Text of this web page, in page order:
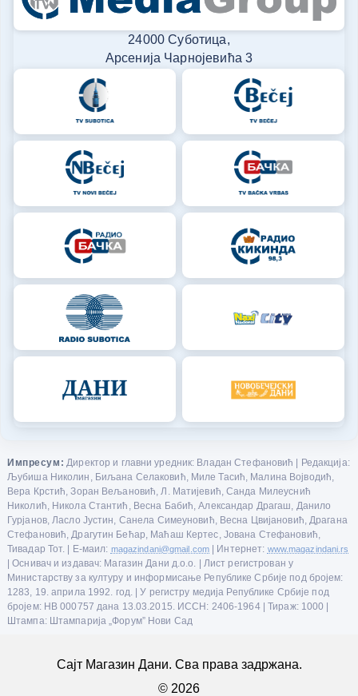
24000 Суботица,
Арсенија Чарнојевића 3
Импресум: Директор и главни уредник: Владан Стефановић | Редакција:
Љубиша Николин, Биљана Селаковић, Миле Тасић, Малина Војводић,
Вера Крстић, Зоран Вељановић, Л. Матијевић, Санда Милеуснић
Николић, Никола Стантић, Весна Бабић, Александар Драгаш, Данило
Гурјанов, Ласло Јустин, Санела Симеуновић, Весна Цвијановић, Драгана
Стефановић, Драгутин Бећар, Маћаш Кертес, Јована Стефановић,
Тивадар Тот. | Е-маил: magazindani@gmail.com | Интернет: www.magazindani.rs
| Оснивач и издавач: Магазин Дани д.о.о. | Лист регистрован у
Министарству за културу и информисање Републике Србије под бројем:
1283, 19. априла 1992. год. | У регистру медија Републике Србије под
бројем: НВ 000757 дана 13.03.2015. ИССН: 2406-1964 | Тираж: 1000 |
Штампа: Штампарија „Форум” Нови Сад
Сајт Магазин Дани. Сва права задржана.
© 2026